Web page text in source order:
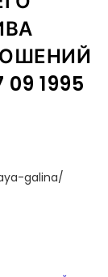
1995
galina/